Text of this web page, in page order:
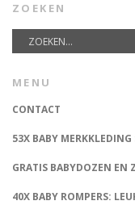
ZOEKEN
MENU
CONTACT
53X BABY
GRATIS BABYDOZEN EN
40X BABY ROMPERS: